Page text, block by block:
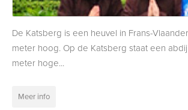
De Katsberg is een heuvel in Frans-
meter hoog. Op de Katsberg staat een
meter hoge...
Meer info